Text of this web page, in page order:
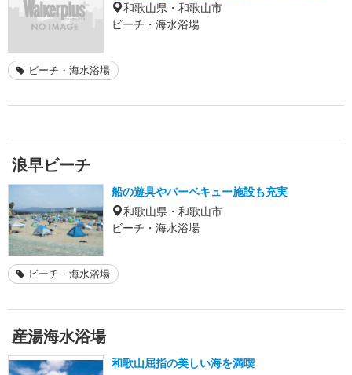
和歌山県・和歌山市
ビーチ・海水浴場
ビーチ・海水浴場
浪早ビーチ
船の遊具やバーベキュー施設も充実
和歌山県・和歌山市
ビーチ・海水浴場
ビーチ・海水浴場
産湯海水浴場
和歌山屈指の美しい海を満喫